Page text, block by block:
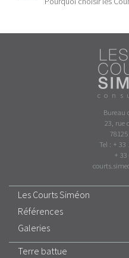
Bureau
23, rue
Tel : + 33
+ 33 6
Les Courts Siméon
Références
Galeries
Terre battue